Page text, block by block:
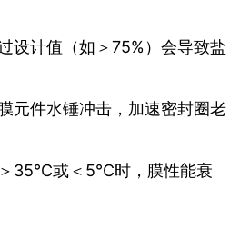
设计值（如＞75%）会导致盐
元件水锤冲击，加速密封圈老
＞35℃或＜5℃时，膜性能衰